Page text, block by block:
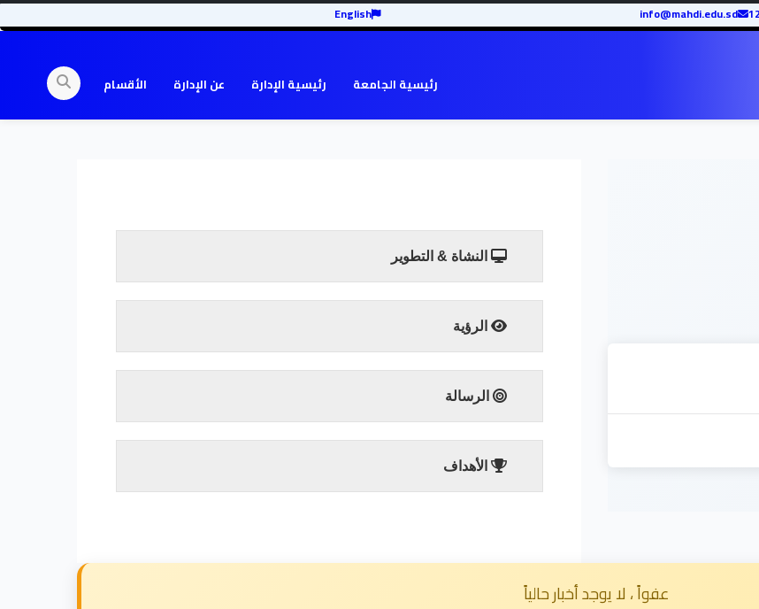
info@mahdi.edu.sd
English
رئيسية الجامعة رئيسية الإدارة عن الإدارة الأقسام
النشاة & التطوير
إقرأ المزيد
الرؤية
إقرأ المزيد
الرسالة
إقرأ المزيد
الأهداف
عفواً ، لا يوجد أخبار حالياً